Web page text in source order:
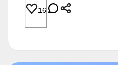
16